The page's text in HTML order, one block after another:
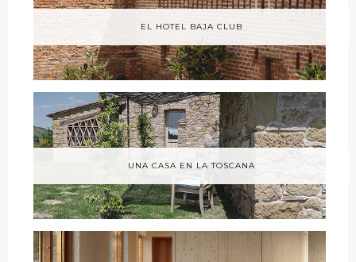
EL HOTEL BAJA CLUB
UNA CASA EN LA TOSCANA